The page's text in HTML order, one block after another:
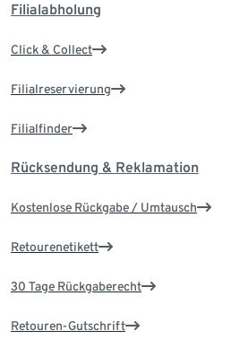
Filialabholung
Click & Collect
Filialreservierung
Filialfinder
Rücksendung & Reklamation
Kostenlose Rückgabe / Umtausch
Retourenetikett
30 Tage Rückgaberecht
Retouren-Gutschrift